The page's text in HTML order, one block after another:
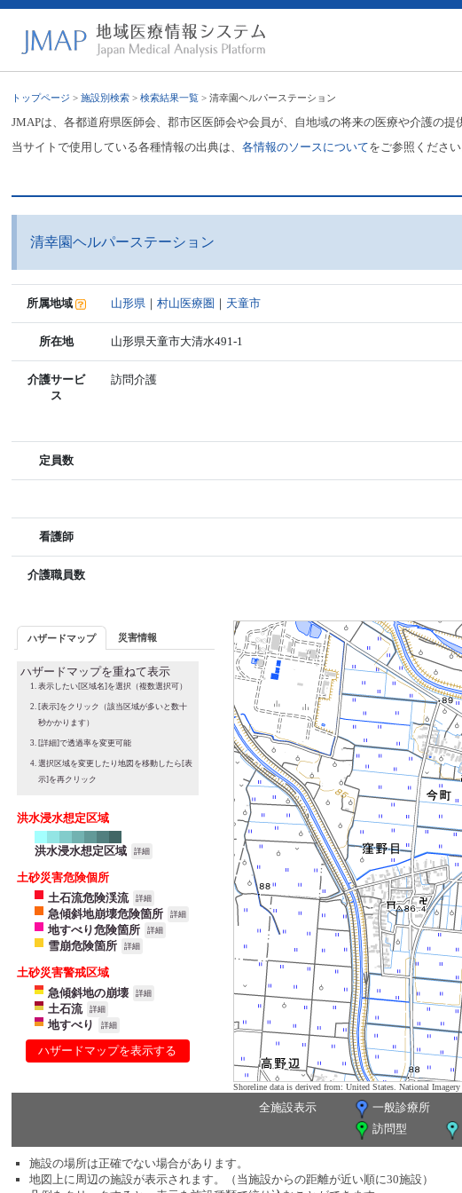
トップページ >施設別検索 >検索結果一覧 > 清幸園ヘルパーステーション
JMAPは、各都道府県医師会、郡市区医師会や会員が、自地域の将来の医療や介護の
当サイトで使用している各種情報の出典は、各情報のソースについてをご参照ください
清幸園ヘルパーステーション
所属地域 山形県 ｜村山医療圏 ｜ 天童市
所在地 山形県天童市大清水491-1
介護サービ
ス
訪問介護
定員数
看護師
介護職員数
ハザードマップ 災害情報
ハザードマップを重ねて表示
表示したい[区域名]を選択（複数選択可）
[表示]をクリック（該当区域が多いと数十
秒かかります）
[詳細]で透過率を変更可能
選択区域を変更したり地図を移動したら[表
示]を再クリック
洪水浸水想定区域
洪水浸水想定区域 詳細
土砂災害危険個所
土石流危険渓流
詳細
急傾斜地崩壊危険箇所 詳細
地すべり危険箇所 詳細
雪崩危険箇所 詳細
土砂災害警戒区域
急傾斜地の崩壊
詳細
土石流 詳細
地すべり 詳細
ハザードマップを表示する
Shoreline data is derived from: United States. National
全施設表示 一般診療所
訪問型
施設の場所は正確でない場合があります。
地図上に周辺の施設が表示されます。（当施設からの距離が近い順に30施設）